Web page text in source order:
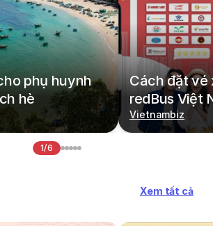
phụ huynh
hè
Cách đặt vé
redBus Việt
Vietnambiz
1/6
Xem tất cả